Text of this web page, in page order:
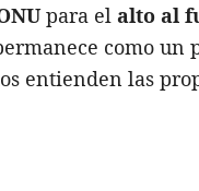
para el alto al
como un
entienden las